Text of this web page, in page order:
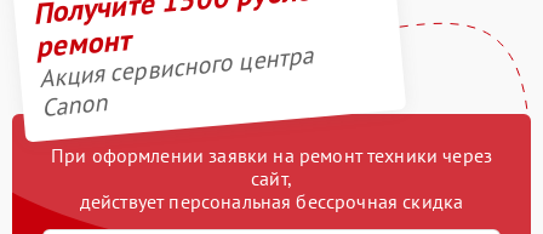
ремонт
Акция сервисного центра
Canon
При оформлении заявки на ремонт техники через
сайт,
действует персональная бессрочная скидка